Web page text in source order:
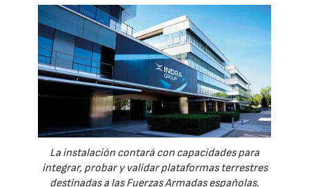
La instalación contará con capacidades para
integrar, probar y validar plataformas terrestres
destinadas a las Fuerzas Armadas españolas.